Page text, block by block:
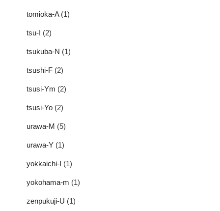
tomioka-A(1)
tsu-I (2)
tsukuba-N (1)
tsushi-F (2)
tsusi-Ym (2)
tsusi-Yo (2)
urawa-M (5)
urawa-Y (1)
yokkaichi-I (1)
yokohama-m (1)
zenpukuji-U (1)